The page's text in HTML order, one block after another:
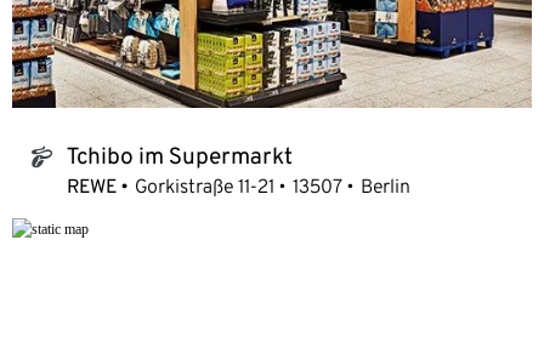
tchibo_logo Tchibo im Supermarkt
REWE Gorkistraße 11-21 13507 Berlin